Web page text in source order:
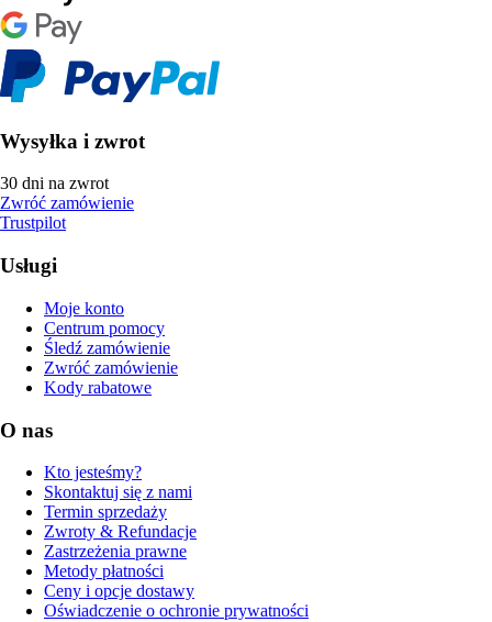
Wysyłka i zwrot
30 dni na zwrot
Zwróć zamówienie
Trustpilot
Usługi
Moje konto
Centrum pomocy
Śledź zamówienie
Zwróć zamówienie
Kody rabatowe
O nas
Kto jesteśmy?
Skontaktuj się z nami
Termin sprzedaży
Zwroty & Refundacje
Zastrzeżenia prawne
Metody płatności
Ceny i opcje dostawy
Oświadczenie o ochronie prywatności